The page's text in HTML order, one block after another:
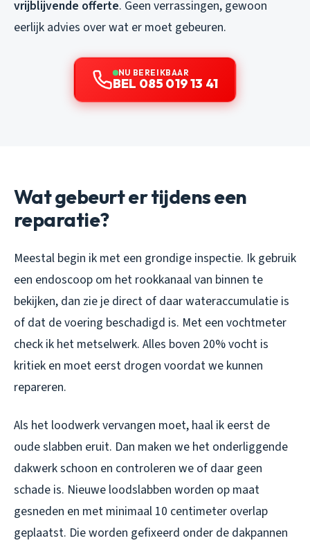
vrijblijvende offerte. Geen verrassingen, gewoon
eerlijk advies over wat er moet gebeuren.
NU BEREIKBAAR
BEL 085 019 13 41
Wat gebeurt er tijdens een
reparatie?
Meestal begin ik met een grondige inspectie. Ik gebruik
een endoscoop om het rookkanaal van binnen te
bekijken, dan zie je direct of daar wateraccumulatie is
of dat de voering beschadigd is. Met een vochtmeter
check ik het metselwerk. Alles boven 20% vocht is
kritiek en moet eerst drogen voordat we kunnen
repareren.
Als het loodwerk vervangen moet, haal ik eerst de
oude slabben eruit. Dan maken we het onderliggende
dakwerk schoon en controleren we of daar geen
schade is. Nieuwe loodslabben worden op maat
gesneden en met minimaal 10 centimeter overlap
geplaatst. Die worden gefixeerd onder de dakpannen